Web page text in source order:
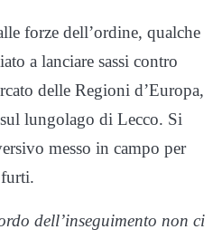
forze dell’ordine, qualche
a lanciare sassi contro
delle Regioni d’Europa,
lungolago di Lecco. Si
messo in campo per
dell’inseguimento non ci